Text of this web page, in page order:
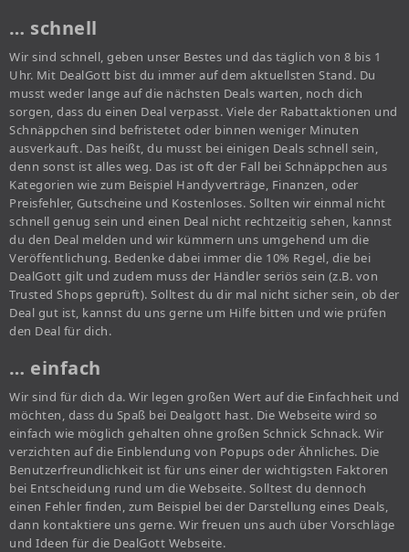
… schnell
Wir sind schnell, geben unser Bestes und das täglich von 8 bis 1
Uhr. Mit DealGott bist du immer auf dem aktuellsten Stand. Du
musst weder lange auf die nächsten Deals warten, noch dich
sorgen, dass du einen Deal verpasst. Viele der Rabattaktionen und
Schnäppchen sind befristetet oder binnen weniger Minuten
ausverkauft. Das heißt, du musst bei einigen Deals schnell sein,
denn sonst ist alles weg. Das ist oft der Fall bei Schnäppchen aus
Kategorien wie zum Beispiel Handyverträge, Finanzen, oder
Preisfehler, Gutscheine und Kostenloses. Sollten wir einmal nicht
schnell genug sein und einen Deal nicht rechtzeitig sehen, kannst
du den Deal melden und wir kümmern uns umgehend um die
Veröffentlichung. Bedenke dabei immer die 10% Regel, die bei
DealGott gilt und zudem muss der Händler seriös sein (z.B. von
Trusted Shops geprüft). Solltest du dir mal nicht sicher sein, ob der
Deal gut ist, kannst du uns gerne um Hilfe bitten und wie prüfen
den Deal für dich.
… einfach
Wir sind für dich da. Wir legen großen Wert auf die Einfachheit und
möchten, dass du Spaß bei Dealgott hast. Die Webseite wird so
einfach wie möglich gehalten ohne großen Schnick Schnack. Wir
verzichten auf die Einblendung von Popups oder Ähnliches. Die
Benutzerfreundlichkeit ist für uns einer der wichtigsten Faktoren
bei Entscheidung rund um die Webseite. Solltest du dennoch
einen Fehler finden, zum Beispiel bei der Darstellung eines Deals,
dann kontaktiere uns gerne. Wir freuen uns auch über Vorschläge
und Ideen für die DealGott Webseite.